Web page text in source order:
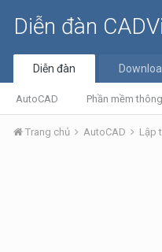
Diễn đàn
Diễn đàn
AutoCAD Phần mềm
Trang chủ AutoCAD Lập